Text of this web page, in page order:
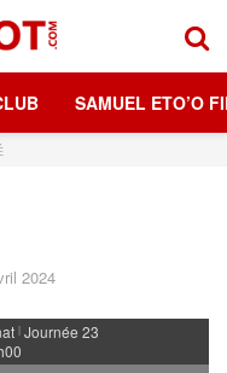
SAMUEL ETO’O
2024
| Journée 23